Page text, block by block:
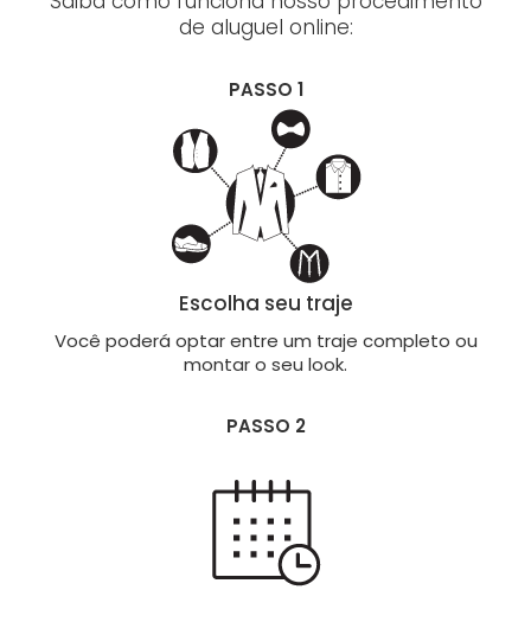
de aluguel online:
PASSO 1
Escolha seu traje
Você poderá optar entre um traje completo ou
montar o seu look.
PASSO 2